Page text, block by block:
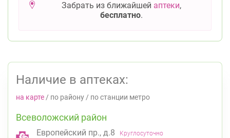
Забрать из ближайшей аптеки,
бесплатно.
Наличие в аптеках:
на карте / по району / по станции метро
Всеволожский район
Европейский пр., д.8 Круглосуточно